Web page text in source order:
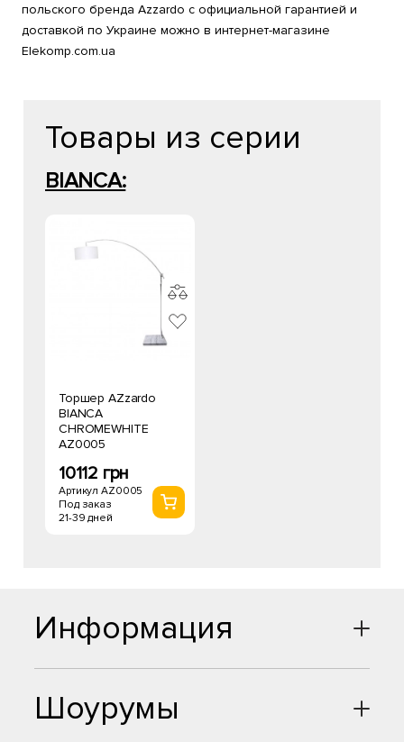
польского бренда Azzardo с официальной гарантией и
доставкой по Украине можно в интернет-магазине
Elekomp.com.ua
Товары из серии
BIANCA:
Торшер AZzardo
BIANCA
CHROMEWHITE
AZ0005
10112 грн
Артикул AZ0005
Под заказ
21-39 дней
Шоурумы
Информация